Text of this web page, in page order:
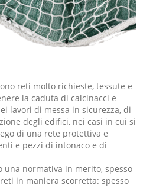
reti molto richieste, tessute e
la caduta di calcinacci e
lavori di messa in sicurezza, di
degli edifici, nei casi in cui si
di una rete protettiva e
e pezzi di intonaco e di
una normativa in merito, spesso
in maniera scorretta: spesso